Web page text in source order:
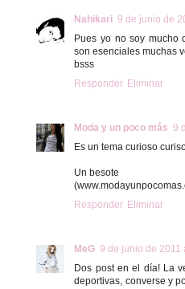
Nahikari 9 de junio de
Pues yo no soy mucho
son esenciales muchas
bsss
Responder Eliminar
Moda y un poco más 9
Es un tema curioso
Un besote
Responder Eliminar
MeG 9 de junio de 2011
Dos post en el día! La
deportivas, converse y